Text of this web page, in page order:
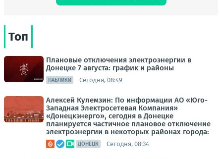
Топ
Плановые отключения электроэнергии в
Донецке 7 августа: график и районы
ПАБЛИКИ Сегодня, 08:49
Алексей Кулемзин: По информации АО «Юго-
Западная Электросетевая Компания»
«Донецкэнерго», сегодня в Донецке
планируется частичное плановое отключение
электроэнергии в некоторых районах города:
ДОНЕЦК Сегодня, 08:34